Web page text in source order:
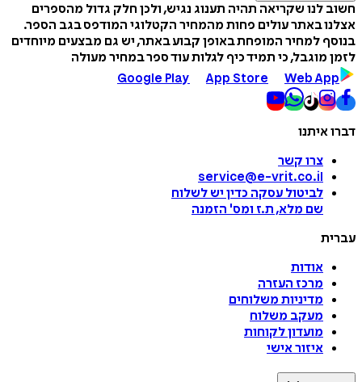
חשוב לנו שקריאה תהיה תענוג נגיש, ולכן חלק גדול מהספרים
אצלנו באתר עולים פחות מהמחיר הקטלוגי המודפס בגב הספר.
בנוסף למחיר המופחת באופן קבוע באתר, יש גם מבצעים מיוחדים
לזמן מוגבל, כי תמיד כיף לגלות עוד ספר במחיר מעולה
Google Play
App Store Web App
דברו איתנו
צרו קשר
service@e-vrit.co.il
לביטול עסקה כדין יש לשלוח
שם מלא, ת.ז ומס' הזמנה
עברית
אודות
מרכז העזרה
מדיניות משלוחים
מעקב משלוח
מועדון לקוחות
איזור אישי